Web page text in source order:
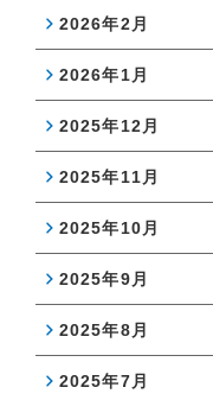
2026年2月
2026年1月
2025年12月
2025年11月
2025年10月
2025年9月
2025年8月
2025年7月